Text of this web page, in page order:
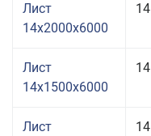
Лист
14x2000x6000
14
Лист
14x1500x6000
14
Лист
14